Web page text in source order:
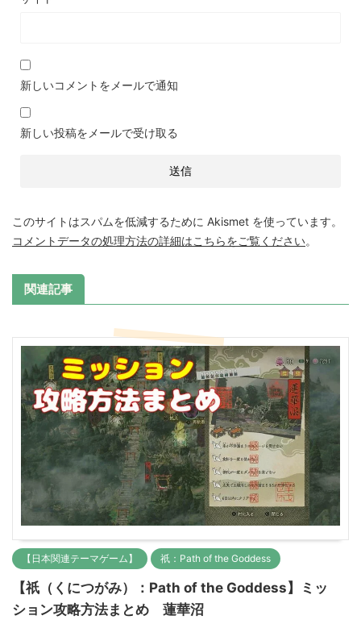
新しいコメントをメールで通知
新しい投稿をメールで受け取る
このサイトはスパムを低減するために Akismet を使っています。
コメントデータの処理方法の詳細はこちらをご覧ください。
関連記事
【日本関連テーマゲーム】 祇：Path of the Goddess
【祇（くにつがみ）：Path of the Goddess】ミッ
ション攻略方法まとめ 蓮華沼